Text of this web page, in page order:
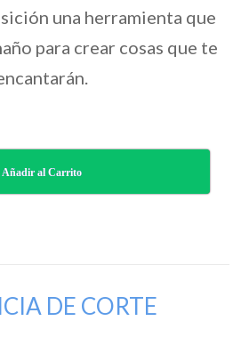
una herramienta que
para crear cosas que te
Añadir al Carrito
DE CORTE